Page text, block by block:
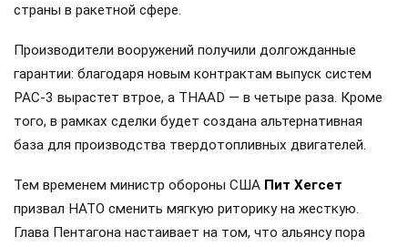
страны в ракетной сфере.
Производители вооружений получили долгожданные
гарантии: благодаря новым контрактам выпуск систем
PAC-3 вырастет втрое, а THAAD — в четыре раза. Кроме
того, в рамках сделки будет создана альтернативная
база для производства твердотопливных двигателей.
Тем временем министр обороны США Пит Хегсет
призвал НАТО сменить мягкую риторику на жесткую.
Глава Пентагона настаивает на том, что альянсу пора